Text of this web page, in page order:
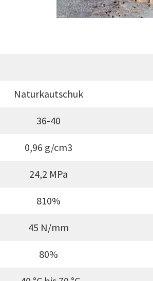
Naturkautschuk
36-40
0,96 g/cm3
24,2 MPa
810%
45 N/mm
80%